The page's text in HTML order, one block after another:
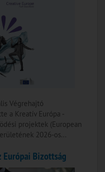
Végrehajtó
a Kreatív Európa -
projektek (European
2026-os...
Bizottság